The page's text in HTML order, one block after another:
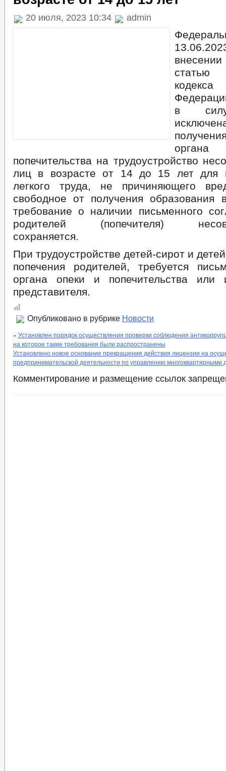
20 июля, 2023 10:34 admin
статью
в
попечительства на трудоустройство
лиц в возрасте от 14 до 15 лет для
легкого труда, не причиняющего
свободное от получения образования
требование о наличии письменного
родителей (попечителя)
сохраняется.
При трудоустройстве детей-сирот и
попечения родителей, требуется
органа опеки и попечительства или
представителя.
Опубликовано в рубрике Новости
« Установлен порядок осуществления проверки соблюдения
на которое такие требования были распространены
Установлено новое основание прекращения действия лицензии на
предпринимательской деятельности по управлению многоквартирными
Комментирование и размещение ссылок